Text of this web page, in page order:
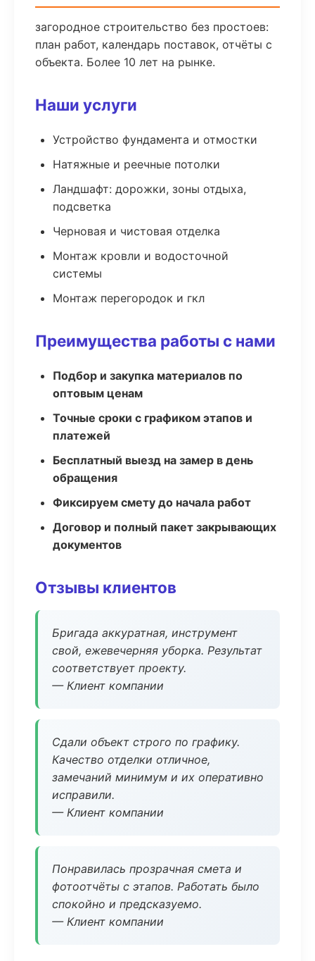
загородное строительство без простоев:
план работ, календарь поставок, отчёты с
объекта. Более 10 лет на рынке.
Наши услуги
Устройство фундамента и отмостки
Натяжные и реечные потолки
Ландшафт: дорожки, зоны отдыха,
подсветка
Черновая и чистовая отделка
Монтаж кровли и водосточной
системы
Монтаж перегородок и гкл
Преимущества работы с нами
Подбор и закупка материалов по
оптовым ценам
Точные сроки с графиком этапов и
платежей
Бесплатный выезд на замер в день
обращения
Фиксируем смету до начала работ
Договор и полный пакет закрывающих
документов
Отзывы клиентов
Бригада аккуратная, инструмент
свой, ежевечерняя уборка. Результат
соответствует проекту.
— Клиент компании
Сдали объект строго по графику.
Качество отделки отличное,
замечаний минимум и их оперативно
исправили.
— Клиент компании
Понравилась прозрачная смета и
фотоотчёты с этапов. Работать было
спокойно и предсказуемо.
— Клиент компании